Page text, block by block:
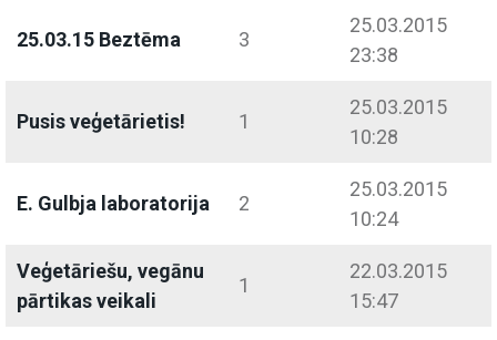
25.03.15 Beztēma 3
25.03.2015
23:38
Pusis veģetārietis! 1
25.03.2015
10:28
E. Gulbja laboratorija 2
25.03.2015
10:24
Veģetāriešu, vegānu
pārtikas veikali
1
22.03.2015
15:47